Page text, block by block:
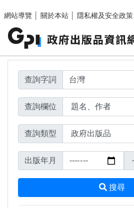
網站導覽
關於本站 隱私權及安全政策
搜尋結果頁面
查詢字詞
查詢欄位
查詢類型
出版年月
搜尋